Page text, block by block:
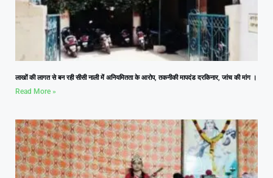
लाखों की लागत से बन रही सीसी नाली में अनियमितता के आरोप, तकनीकी मापदंड दरकिनार, जांच की मांग ।
Read More »